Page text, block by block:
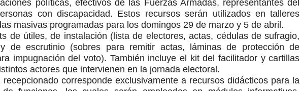
políticas, efectivos de las Fuerzas Armadas, representantes del
con discapacidad. Estos recursos serán utilizados en talleres
masivas programadas para los domingos 29 de marzo y 5 de abril.
de útiles, de instalación (lista de electores, actas, cédulas de sufragio,
de escrutinio (sobres para remitir actas, láminas de protección de
impugnación del voto). También incluye el kit del facilitador y cartillas
actores que intervienen en la jornada electoral.
corresponde exclusivamente a recursos didácticos para la